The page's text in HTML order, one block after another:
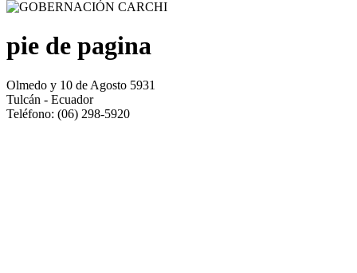
pie de pagina
Olmedo y 10 de Agosto 5931
Tulcán - Ecuador
Teléfono: (06) 298-5920